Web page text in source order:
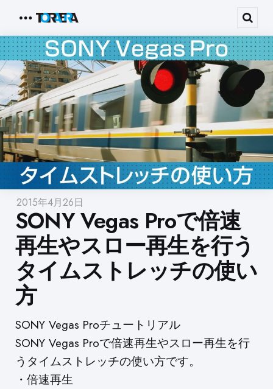
Menu
2015年4月26日
SONY Vegas Proで倍速
再生やスロー再生を行う
タイムストレッチの使い
方
SONY Vegas Proチュートリアル
SONY Vegas Proで倍速再生やスロー再生を行
うタイムストレッチの使い方です。
・倍速再生